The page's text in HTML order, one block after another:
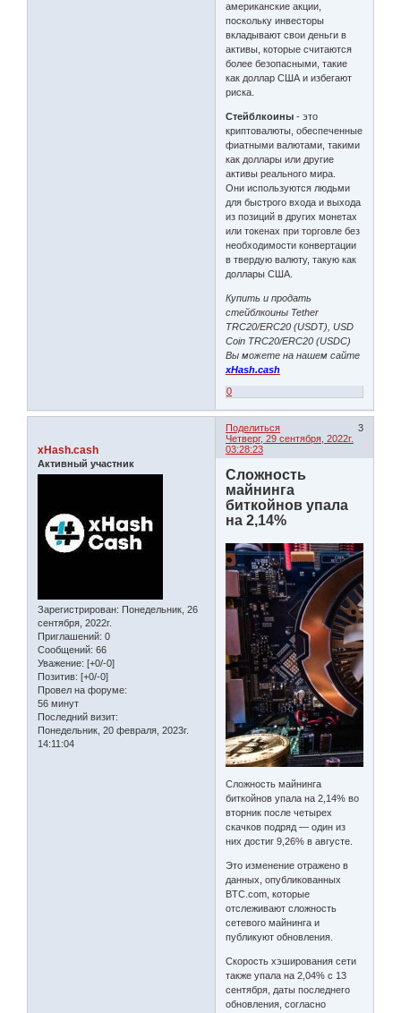
американские акции,
поскольку инвесторы
вкладывают свои деньги в
активы, которые считаются
более безопасными, такие
как доллар США и избегают
риска.
Стейблкоины- это
криптовалюты, обеспеченные
фиатными валютами, такими
как доллары или другие
активы реального мира.
Они используются людьми
для быстрого входа и выхода
из позиций в других монетах
или токенах при торговле без
необходимости конвертации
в твердую валюту, такую ​​как
доллары США.
Купить и продать
стейблкоины Tether
TRC20/ERC20 (USDT), USD
Coin TRC20/ERC20 (USDC)
Вы можете на нашем сайте
xHash.cash
0
Поделиться
3
Четверг, 29 сентября, 2022г.
03:28:23
xHash.cash
Активный участник
Зарегистрирован: Понедельник, 26
сентября, 2022г.
Приглашений: 0
Сообщений: 66
Уважение: [+0/-0]
Позитив: [+0/-0]
Провел на форуме:
56 минут
Последний визит:
Понедельник, 20 февраля, 2023г.
14:11:04
Сложность
майнинга
биткойнов упала
на 2,14%
Сложность майнинга
биткойнов упала на 2,14% во
вторник после четырех
скачков подряд — один из
них достиг 9,26% в августе.
Это изменение отражено в
данных, опубликованных
BTC.com, которые
отслеживают сложность
сетевого майнинга и
публикуют обновления.
Скорость хэширования сети
также упала на 2,04% с 13
сентября, даты последнего
обновления, согласно